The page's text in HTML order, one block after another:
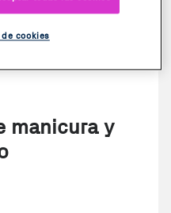
manicura y
cookies